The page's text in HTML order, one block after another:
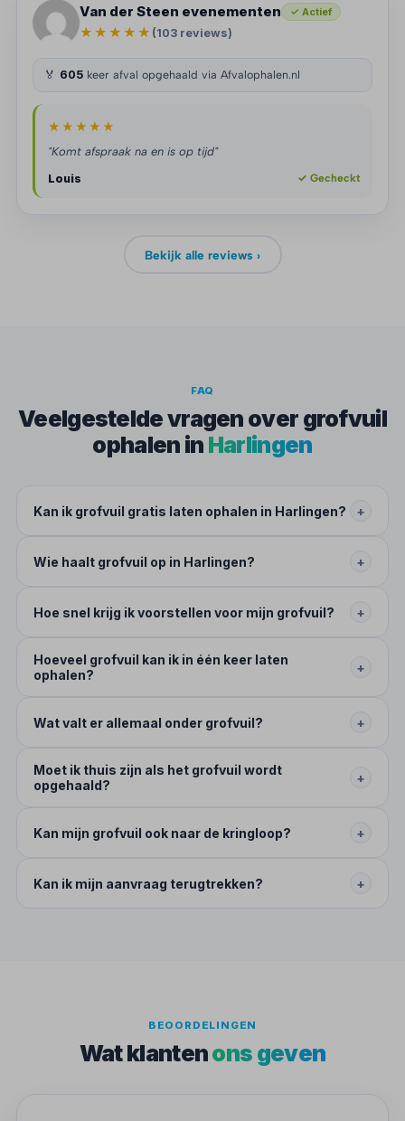
Van der Steen evenementen ✓ Actief
★★★★★ (103 reviews)
🏅 605 keer afval opgehaald via Afvalophalen.nl
★★★★★
"Komt afspraak na en is op tijd"
Louis
✓ Gecheckt
Bekijk alle reviews ›
FAQ
Veelgestelde vragen over grofvuil
ophalen in Harlingen
Kan ik grofvuil gratis laten ophalen in Harlingen? +
Wie haalt grofvuil op in Harlingen? +
Hoe snel krijg ik voorstellen voor mijn grofvuil? +
Hoeveel grofvuil kan ik in één keer laten
ophalen?
+
Wat valt er allemaal onder grofvuil? +
Moet ik thuis zijn als het grofvuil wordt
opgehaald?
+
Kan mijn grofvuil ook naar de kringloop? +
Kan ik mijn aanvraag terugtrekken? +
BEOORDELINGEN
Wat klantenons geven